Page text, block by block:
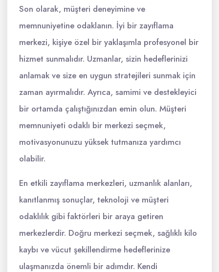
Son olarak, müşteri deneyimine ve
memnuniyetine odaklanın. İyi bir zayıflama
merkezi, kişiye özel bir yaklaşımla profesyonel bir
hizmet sunmalıdır. Uzmanlar, sizin hedeflerinizi
anlamak ve size en uygun stratejileri sunmak için
zaman ayırmalıdır. Ayrıca, samimi ve destekleyici
bir ortamda çalıştığınızdan emin olun. Müşteri
memnuniyeti odaklı bir merkezi seçmek,
motivasyonunuzu yüksek tutmanıza yardımcı
olabilir.
En etkili zayıflama merkezleri, uzmanlık alanları,
kanıtlanmış sonuçlar, teknoloji ve müşteri
odaklılık gibi faktörleri bir araya getiren
merkezlerdir. Doğru merkezi seçmek, sağlıklı kilo
kaybı ve vücut şekillendirme hedeflerinize
ulaşmanızda önemli bir adımdır. Kendi